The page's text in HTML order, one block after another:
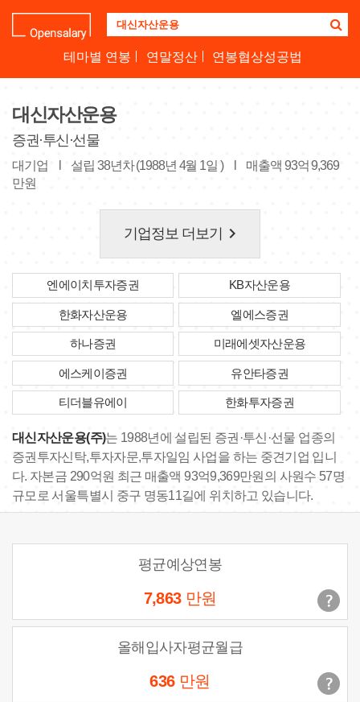
기
업
명
하
테마별 연봉 연말정산 연봉협상성공법
대신자산운용
증권·투신·선물
대기업 설립 38년차 (1988년 4월 1일 )
매출액 93억 9,369
만원
기업정보 더보기 keyboard_arrow_right
엔에이치투자증권 KB자산운용
한화자산운용 엘에스증권
하나증권 미래에셋자산운용
에스케이증권 유안타증권
티더블유에이 한화투자증권
대신자산운용(주)는 1988년에 설립된 증권·투신·선물 업종의
증권투자신탁,투자자문,투자일임 사업을 하는 중견기업 입니
다. 자본금 290억원 최근 매출액 93억9,369만원의 사원수 57명
규모로 서울특별시 중구 명동11길에 위치하고 있습니다.
평균예상연봉
7,863 만원
올해입사자평균월급
636 만원